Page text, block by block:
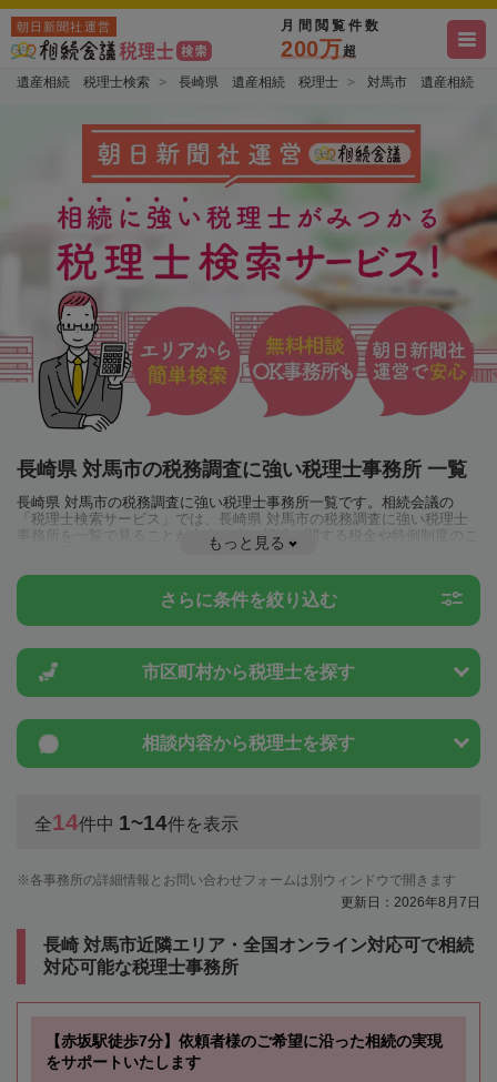
朝日新聞社運営 月間閲覧件数
200万超
遺産相続 税理士検索 長崎県 遺産相続 税理士 対馬市 遺産相続
長崎県 対馬市の税務調査に強い税理士事務所 一覧
長崎県 対馬市の税務調査に強い税理士事務所一覧です。相続会議の
「税理士検索サービス」では、長崎県 対馬市の税務調査に強い税理士
事務所を一覧で見ることが出来ます。相続に関する税金や特例制度のこ
とは一度近隣の税理士に相談してみましょう。
もっと見る
さらに条件を絞り込む
市区町村から税理士を探す
相談内容から税理士を探す
全14件中 1~14件を表示
各事務所の詳細情報とお問い合わせフォームは別ウィンドウで開きます
更新日：2026年8月7日
長崎 対馬市近隣エリア・全国オンライン対応可で相続
対応可能な税理士事務所
【赤坂駅徒歩7分】依頼者様のご希望に沿った相続の実現
をサポートいたします